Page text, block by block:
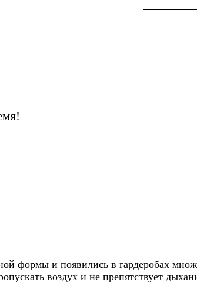
формы и появились в гардеробах
воздух и не препятствует